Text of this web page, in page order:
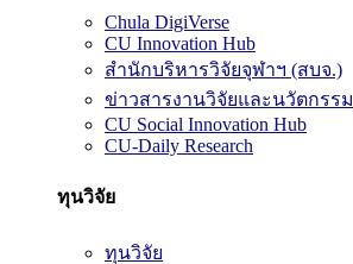
Chula DigiVerse
CU Innovation Hub
สำนักบริหารวิจัยจุฬาฯ (สบจ.)
ข่าวสารงานวิจัยและนวัตกรรม
CU Social Innovation Hub
CU-Daily Research
ทุนวิจัย
ทุนวิจัย